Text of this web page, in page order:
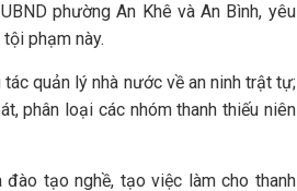
phường An Khê và An Bình, yêu
phạm này.
quản lý nhà nước về an ninh trật tự;
phân loại các nhóm thanh thiếu niên
tạo nghề, tạo việc làm cho thanh